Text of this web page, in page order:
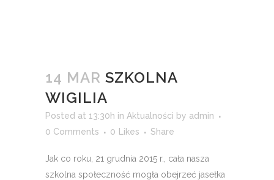
14 MAR SZKOLNA
WIGILIA
Posted at 13:30h in Aktualności by admin
0 Comments
0 Likes Share
Jak co roku, 21 grudnia 2015 r., cała nasza
szkolna społeczność mogła obejrzeć jasełka